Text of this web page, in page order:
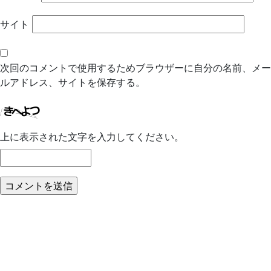
サイト
次回のコメントで使用するためブラウザーに自分の名前、メー
ルアドレス、サイトを保存する。
上に表示された文字を入力してください。